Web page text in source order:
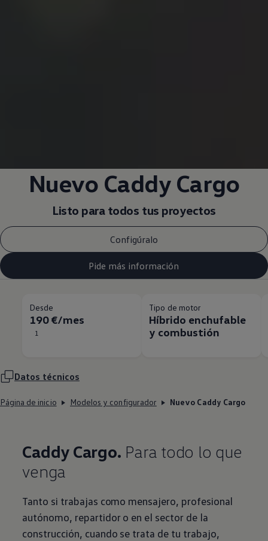
Nuevo Caddy Cargo
Listo para todos tus proyectos
Configúralo
Pide más información
Desde
190 €/mes
1
Tipo de motor
Híbrido enchufable
y combustión
Datos técnicos
Página de inicio Modelos y configurador Nuevo Caddy Cargo
Caddy Cargo. Para todo lo que
venga
Tanto si trabajas como mensajero, profesional
autónomo, repartidor o en el sector de la
construcción, cuando se trata de tu trabajo,